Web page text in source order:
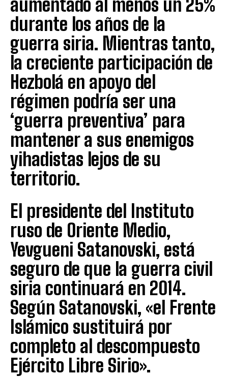
aumentado al menos un 25%
durante los años de la
guerra siria. Mientras tanto,
la creciente participación de
Hezbolá en apoyo del
régimen podría ser una
‘guerra preventiva’ para
mantener a sus enemigos
yihadistas lejos de su
territorio.
El presidente del Instituto
ruso de Oriente Medio,
Yevgueni Satanovski, está
seguro de que la guerra civil
siria continuará en 2014.
Según Satanovski, «el Frente
Islámico sustituirá por
completo al descompuesto
Ejército Libre Sirio».